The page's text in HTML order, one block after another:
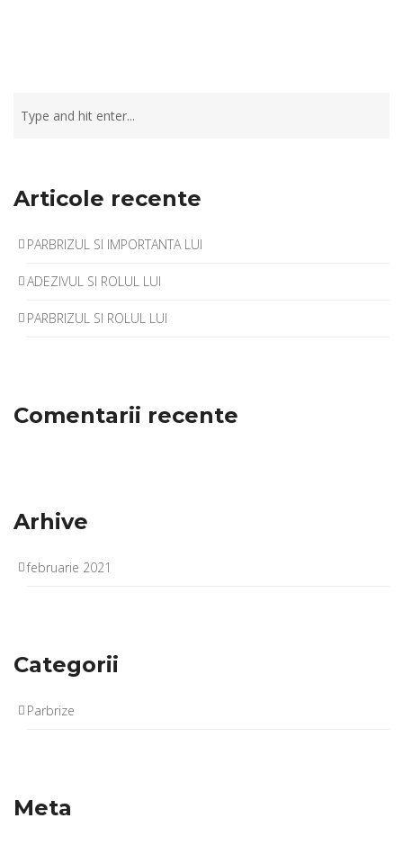
Articole recente
PARBRIZUL SI IMPORTANTA LUI
ADEZIVUL SI ROLUL LUI
PARBRIZUL SI ROLUL LUI
Comentarii recente
Arhive
februarie 2021
Categorii
Parbrize
Meta